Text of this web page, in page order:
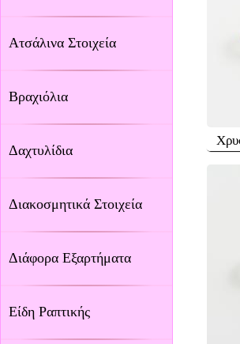
Ατσάλινα Στοιχεία
Βραχιόλια
Δαχτυλίδια
Διακοσμητικά Στοιχεία
Διάφορα Εξαρτήματα
Είδη Ραπτικής